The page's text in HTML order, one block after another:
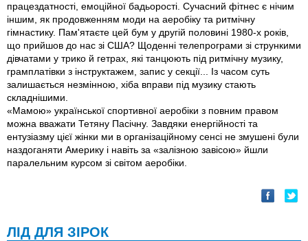
працездатності, емоційної бадьорості. Сучасний фітнес є нічим
іншим, як продовженням моди на аеробіку та ритмічну
гімнастику. Пам'ятаєте цей бум у другій половині 1980-х років,
що прийшов до нас зі США? Щоденні телепрограми зі стрункими
дівчатами у трико й гетрах, які танцюють під ритмічну музику,
грамплатівки з інструктажем, запис у секції... Із часом суть
залишається незмінною, хіба вправи під музику стають
складнішими.
«Мамою» української спортивної аеробіки з повним правом
можна вважати Тетяну Пасічну. Завдяки енергійності та
ентузіазму цієї жінки ми в організаційному сенсі не змушені були
наздоганяти Америку і навіть за «залізною завісою» йшли
паралельним курсом зі світом аеробіки.
ЛІД ДЛЯ ЗІРОК